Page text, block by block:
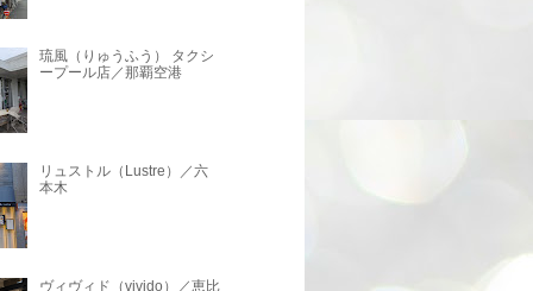
琉風（りゅうふう） タクシ
ープール店／那覇空港
リュストル（Lustre）／六
本木
ヴィヴィド（vivido）／恵比